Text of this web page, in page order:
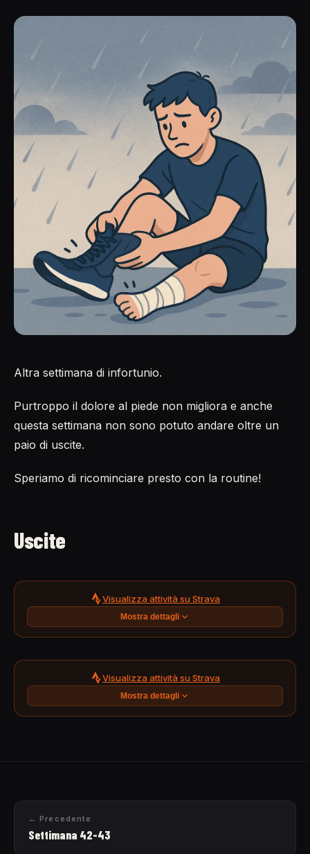
Altra settimana di infortunio.
Purtroppo il dolore al piede non migliora e anche
questa settimana non sono potuto andare oltre un
paio di uscite.
Speriamo di ricominciare presto con la routine!
Uscite
Visualizza attività su Strava
Mostra dettagli
Visualizza attività su Strava
Mostra dettagli
← Precedente
Settimana 42-43